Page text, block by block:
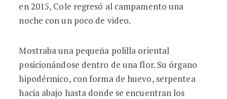
en 2015, Cole regresó al campamento una
noche con un poco de video.
Mostraba una pequeña polilla oriental
posicionándose dentro de una flor. Su órgano
hipodérmico, con forma de huevo, serpentea
hacia abajo hasta donde se encuentran los